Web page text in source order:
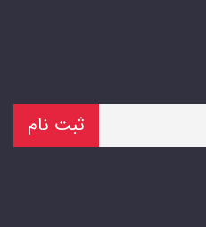
ثبت نام